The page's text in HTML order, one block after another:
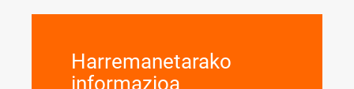
Harremanetarako
informazioa